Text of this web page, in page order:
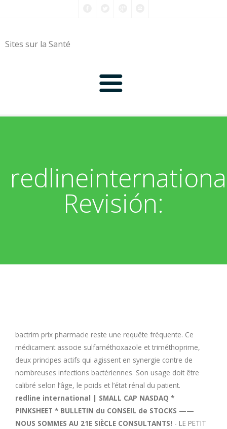
Sites sur la Santé
0-9
B
C
H
I
J
K
Revisión:
bactrim prix pharmacie reste une requête fréquente. Ce
médicament associe sulfaméthoxazole et triméthoprime,
deux principes actifs qui agissent en synergie contre de
nombreuses infections bactériennes. Son usage doit être
calibré selon l’âge, le poids et l’état rénal du patient.
redline international | SMALL CAP NASDAQ *
PINKSHEET * BULLETIN du CONSEIL de STOCKS ——
NOUS SOMMES AU 21E SIÈCLE CONSULTANTS! - LE PETIT